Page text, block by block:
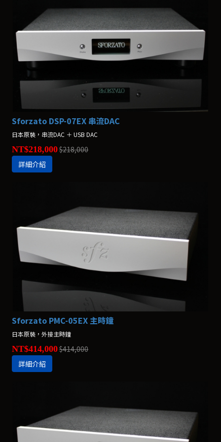
Sforzato DSP-07EX 串流DAC
日本原裝，串流DAC ＋ USB DAC
NT$218,000$218,000
詳細介紹
Sforzato PMC-05EX 主時鐘
日本原裝，外接主時鐘
NT$414,000$414,000
詳細介紹